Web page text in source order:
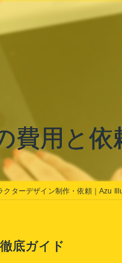
費用と
クターデザイン制作・依頼｜Azu
底ガイド